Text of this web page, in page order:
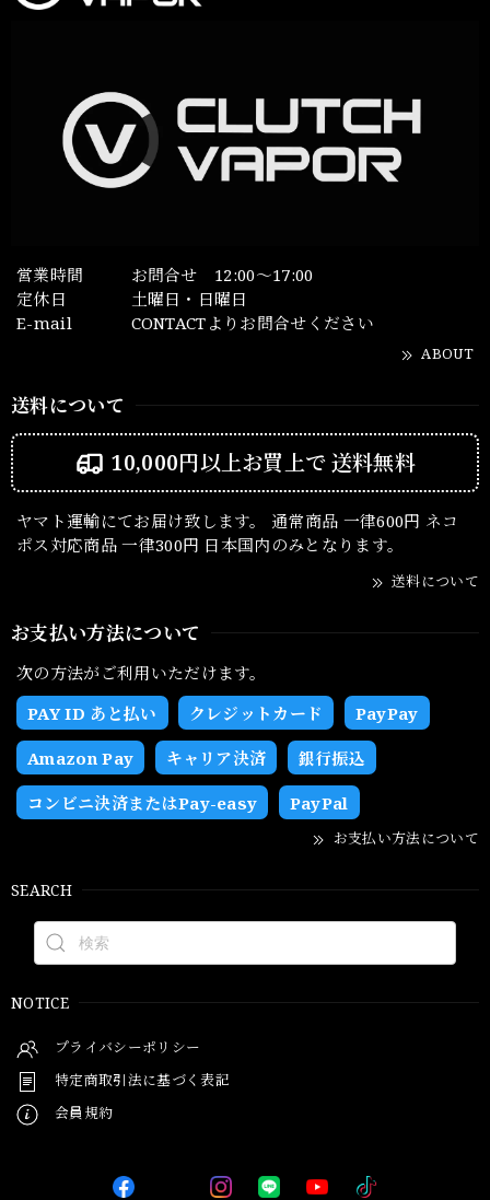
営業時間
お問合せ 12:00～17:00
定休日
土曜日・日曜日
E-mail
CONTACTよりお問合せください
ABOUT
送料について
10,000円以上お買上で送料無料
ヤマト運輸にてお届け致します。 通常商品 一律600円 ネコ
ポス対応商品 一律300円 日本国内のみとなります。
送料について
お支払い方法について
次の方法がご利用いただけます。
PAY ID あと払い
クレジットカード PayPay
Amazon Pay キャリア決済 銀行振込
コンビニ決済またはPay-easy PayPal
お支払い方法について
SEARCH
NOTICE
プライバシーポリシー
特定商取引法に基づく表記
会員規約